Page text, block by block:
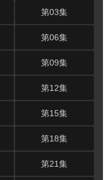
第03集
第06集
第09集
第12集
第15集
第18集
第21集